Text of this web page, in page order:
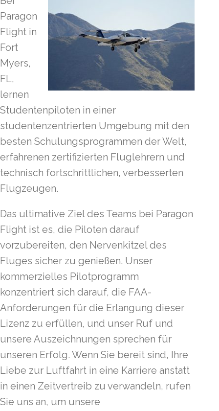
Paragon
Flight in
Fort
Myers,
FL,
lernen
Studentenpiloten in einer
studentenzentrierten Umgebung mit den
besten Schulungsprogrammen der Welt,
erfahrenen zertifizierten Fluglehrern und
technisch fortschrittlichen, verbesserten
Flugzeugen.
Das ultimative Ziel des Teams bei Paragon
Flight ist es, die Piloten darauf
vorzubereiten, den Nervenkitzel des
Fluges sicher zu genießen. Unser
kommerzielles Pilotprogramm
konzentriert sich darauf, die FAA-
Anforderungen für die Erlangung dieser
Lizenz zu erfüllen, und unser Ruf und
unsere Auszeichnungen sprechen für
unseren Erfolg. Wenn Sie bereit sind, Ihre
Liebe zur Luftfahrt in eine Karriere anstatt
in einen Zeitvertreib zu verwandeln, rufen
Sie uns an, um unsere